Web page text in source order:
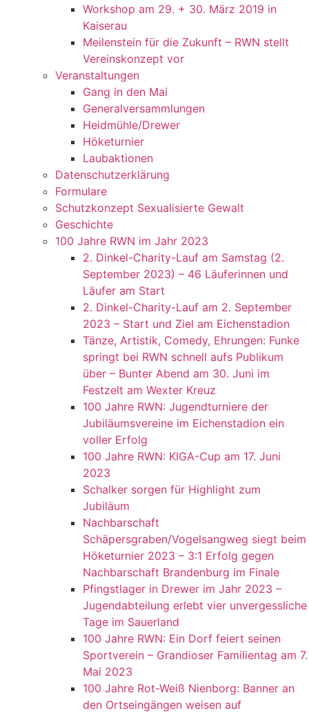
Workshop am 29. + 30. März 2019 in
Kaiserau
Meilenstein für die Zukunft – RWN stellt
Vereinskonzept vor
Veranstaltungen
Gang in den Mai
Generalversammlungen
Heidmühle/Drewer
Höketurnier
Laubaktionen
Datenschutzerklärung
Formulare
Schutzkonzept Sexualisierte Gewalt
Geschichte
100 Jahre RWN im Jahr 2023
2. Dinkel-Charity-Lauf am Samstag (2.
September 2023) – 46 Läuferinnen und
Läufer am Start
2. Dinkel-Charity-Lauf am 2. September
2023 – Start und Ziel am Eichenstadion
Tänze, Artistik, Comedy, Ehrungen: Funke
springt bei RWN schnell aufs Publikum
über – Bunter Abend am 30. Juni im
Festzelt am Wexter Kreuz
100 Jahre RWN: Jugendturniere der
Jubiläumsvereine im Eichenstadion ein
voller Erfolg
100 Jahre RWN: KIGA-Cup am 17. Juni
2023
Schalker sorgen für Highlight zum
Jubiläum
Nachbarschaft
Schäpersgraben/Vogelsangweg siegt beim
Höketurnier 2023 – 3:1 Erfolg gegen
Nachbarschaft Brandenburg im Finale
Pfingstlager in Drewer im Jahr 2023 –
Jugendabteilung erlebt vier unvergessliche
Tage im Sauerland
100 Jahre RWN: Ein Dorf feiert seinen
Sportverein – Grandioser Familientag am 7.
Mai 2023
100 Jahre Rot-Weiß Nienborg: Banner an
den Ortseingängen weisen auf